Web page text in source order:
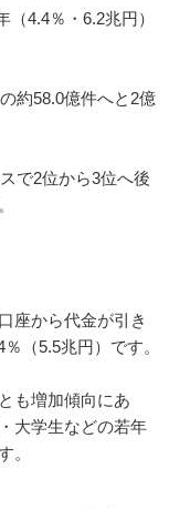
4.4％・6.2兆円）
約58.0億件へと2億
で2位から3位へ後
座から代金が引き
（5.5兆円）です。
も増加傾向にあ
大学生などの若年
。